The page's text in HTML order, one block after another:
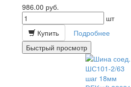
986.00 руб.
шт
Купить
Подробнее
Быстрый просмотр